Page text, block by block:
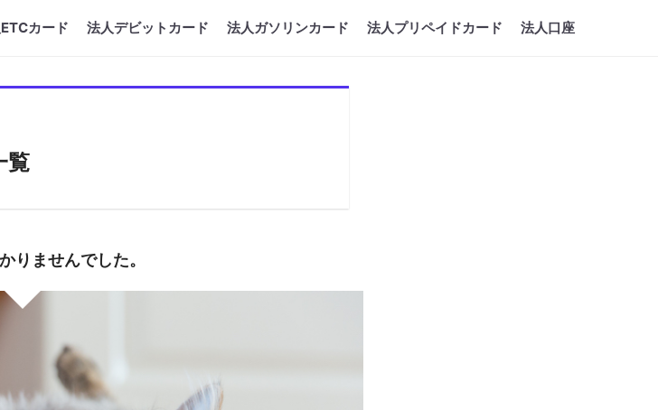
カード 法人デビットカード 法人ガソリンカード 法人プリペイドカード 法人口座
覧
りませんでした。